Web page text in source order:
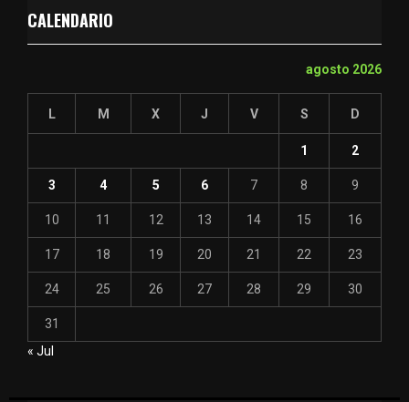
CALENDARIO
agosto 2026
L M X J V S D
1 2
3 4 5 6 7 8 9
10 11 12 13 14 15 16
17 18 19 20 21 22 23
24 25 26 27 28 29 30
31
« Jul